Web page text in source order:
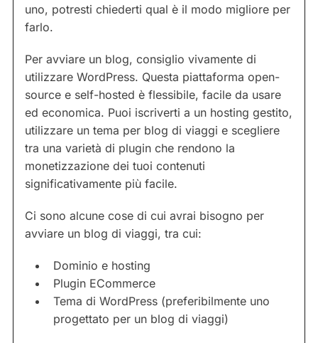
uno, potresti chiederti qual è il modo migliore per
farlo.
Per avviare un blog, consiglio vivamente di
utilizzare WordPress. Questa piattaforma open-
source e self-hosted è flessibile, facile da usare
ed economica. Puoi iscriverti a un hosting gestito,
utilizzare un tema per blog di viaggi e scegliere
tra una varietà di plugin che rendono la
monetizzazione dei tuoi contenuti
significativamente più facile.
Ci sono alcune cose di cui avrai bisogno per
avviare un blog di viaggi, tra cui:
Dominio e hosting
Plugin ECommerce
Tema di WordPress (preferibilmente uno
progettato per un blog di viaggi)